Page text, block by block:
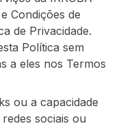
Condições de
de Privacidade.
Política sem
a eles nos Termos
ou a capacidade
sociais ou